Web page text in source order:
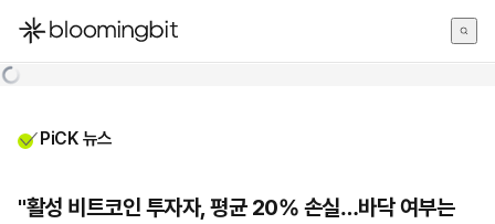
한국어
PiCK 뉴스
"활성 비트코인 투자자, 평균 20% 손실…바닥 여부는